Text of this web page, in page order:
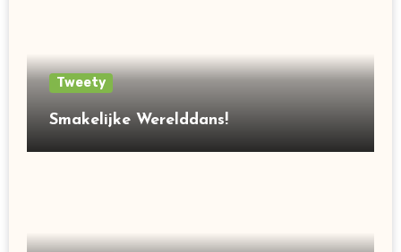
Tweety
Smakelijke Werelddans!